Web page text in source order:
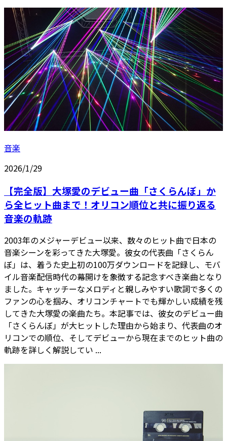
音楽
2026/1/29
【完全版】大塚愛のデビュー曲「さくらんぼ」か
ら全ヒット曲まで！オリコン順位と共に振り返る
音楽の軌跡
2003年のメジャーデビュー以来、数々のヒット曲で日本の
音楽シーンを彩ってきた大塚愛。彼女の代表曲「さくらん
ぼ」は、着うた史上初の100万ダウンロードを記録し、モバ
イル音楽配信時代の幕開けを象徴する記念すべき楽曲となり
ました。キャッチーなメロディと親しみやすい歌詞で多くの
ファンの心を掴み、オリコンチャートでも輝かしい成績を残
してきた大塚愛の楽曲たち。本記事では、彼女のデビュー曲
「さくらんぼ」が大ヒットした理由から始まり、代表曲のオ
リコンでの順位、そしてデビューから現在までのヒット曲の
軌跡を詳しく解説してい ...